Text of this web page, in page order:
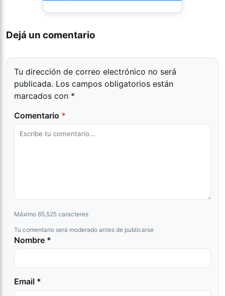
Dejá un comentario
Tu dirección de correo electrónico no será
publicada. Los campos obligatorios están
marcados con *
Comentario *
Máximo 65,525 caracteres
Tu comentario será moderado antes de publicarse
Nombre *
Email *